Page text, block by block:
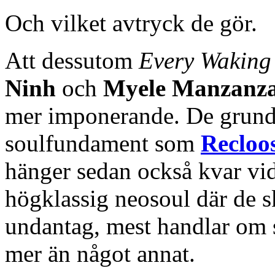
Och vilket avtryck de gör.
Att dessutom Every
Ninh och Myele
mer imponerande. De
soulfundament som
hänger sedan också kvar
högklassig neosoul där de
undantag, mest handlar
mer än något annat.